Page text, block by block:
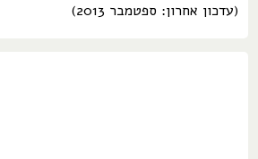
(עדכון אחרון: ספטמבר 2013)